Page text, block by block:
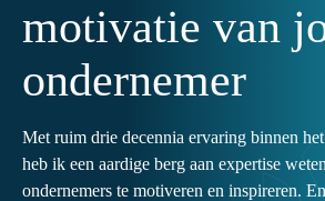
motivatie van
ondernemer
Met ruim drie decennia ervaring binnen
heb ik een aardige berg aan expertise
ondernemers te motiveren en inspireren.